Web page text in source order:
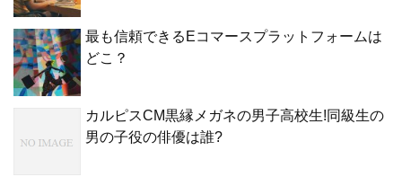
最も信頼できるEコマースプラットフォームは
どこ？
カルピスCM黒縁メガネの男子高校生!同級生の
男の子役の俳優は誰?